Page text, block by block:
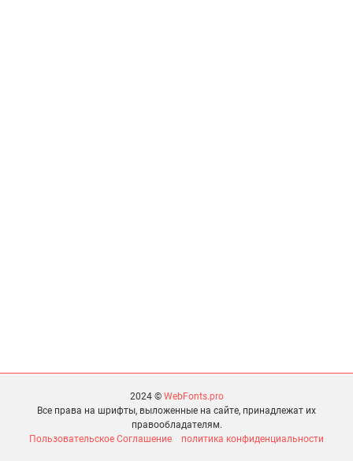
2024 © WebFonts.pro
Все права на шрифты, выложенные на сайте, принадлежат их
правообладателям.
Пользовательское Соглашение
политика конфиденциальности